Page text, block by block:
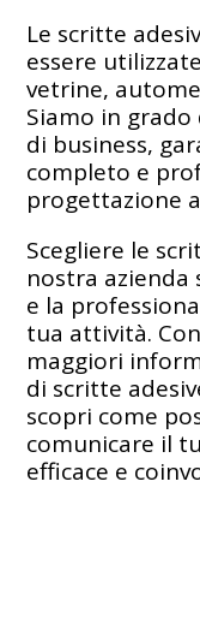
Le scritte
essere
vetrine,
Siamo in grado
di business,
completo e
progettazione
Scegliere le
nostra azienda
e la
tua attività.
maggiori
di scritte
scopri come
comunicare il
efficace e